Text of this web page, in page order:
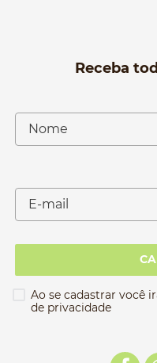
Receba
Ao se cadastrar você
de privacidade